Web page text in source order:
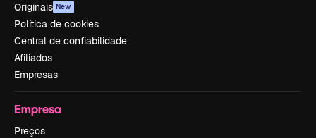
Originais New
Política de cookies
Central de confiabilidade
Afiliados
Empresas
Empresa
Preços